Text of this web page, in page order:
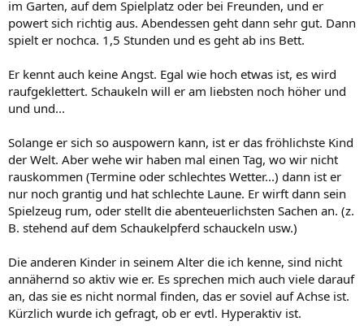
im Garten, auf dem Spielplatz oder bei Freunden, und er
powert sich richtig aus. Abendessen geht dann sehr gut. Dann
spielt er nochca. 1,5 Stunden und es geht ab ins Bett.
Er kennt auch keine Angst. Egal wie hoch etwas ist, es wird
raufgeklettert. Schaukeln will er am liebsten noch höher und
und und...
Solange er sich so auspowern kann, ist er das fröhlichste Kind
der Welt. Aber wehe wir haben mal einen Tag, wo wir nicht
rauskommen (Termine oder schlechtes Wetter...) dann ist er
nur noch grantig und hat schlechte Laune. Er wirft dann sein
Spielzeug rum, oder stellt die abenteuerlichsten Sachen an. (z.
B. stehend auf dem Schaukelpferd schauckeln usw.)
Die anderen Kinder in seinem Alter die ich kenne, sind nicht
annähernd so aktiv wie er. Es sprechen mich auch viele darauf
an, das sie es nicht normal finden, das er soviel auf Achse ist.
Kürzlich wurde ich gefragt, ob er evtl. Hyperaktiv ist.